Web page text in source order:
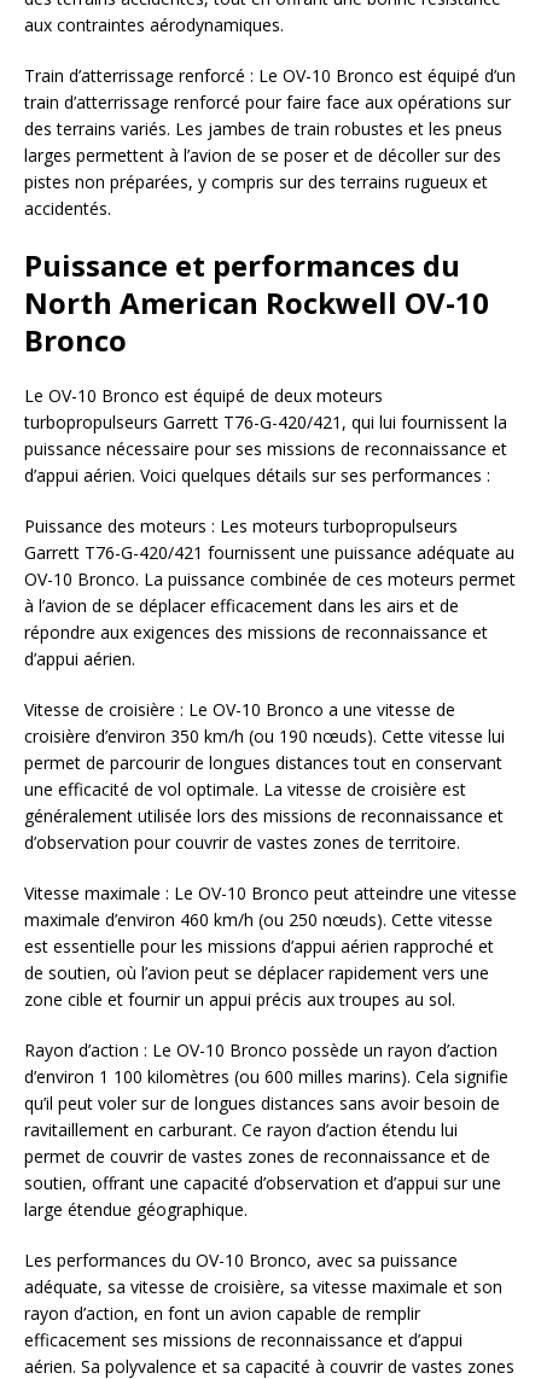
aux contraintes aérodynamiques.
Train d’atterrissage renforcé : Le OV-10 Bronco est équipé d’un
train d’atterrissage renforcé pour faire face aux opérations sur
des terrains variés. Les jambes de train robustes et les pneus
larges permettent à l’avion de se poser et de décoller sur des
pistes non préparées, y compris sur des terrains rugueux et
accidentés.
Puissance et performances du
North American Rockwell OV-10
Bronco
Le OV-10 Bronco est équipé de deux moteurs
turbopropulseurs Garrett T76-G-420/421, qui lui fournissent la
puissance nécessaire pour ses missions de reconnaissance et
d’appui aérien. Voici quelques détails sur ses performances :
Puissance des moteurs : Les moteurs turbopropulseurs
Garrett T76-G-420/421 fournissent une puissance adéquate au
OV-10 Bronco. La puissance combinée de ces moteurs permet
à l’avion de se déplacer efficacement dans les airs et de
répondre aux exigences des missions de reconnaissance et
d’appui aérien.
Vitesse de croisière : Le OV-10 Bronco a une vitesse de
croisière d’environ 350 km/h (ou 190 nœuds). Cette vitesse lui
permet de parcourir de longues distances tout en conservant
une efficacité de vol optimale. La vitesse de croisière est
généralement utilisée lors des missions de reconnaissance et
d’observation pour couvrir de vastes zones de territoire.
Vitesse maximale : Le OV-10 Bronco peut atteindre une vitesse
maximale d’environ 460 km/h (ou 250 nœuds). Cette vitesse
est essentielle pour les missions d’appui aérien rapproché et
de soutien, où l’avion peut se déplacer rapidement vers une
zone cible et fournir un appui précis aux troupes au sol.
Rayon d’action : Le OV-10 Bronco possède un rayon d’action
d’environ 1 100 kilomètres (ou 600 milles marins). Cela signifie
qu’il peut voler sur de longues distances sans avoir besoin de
ravitaillement en carburant. Ce rayon d’action étendu lui
permet de couvrir de vastes zones de reconnaissance et de
soutien, offrant une capacité d’observation et d’appui sur une
large étendue géographique.
Les performances du OV-10 Bronco, avec sa puissance
adéquate, sa vitesse de croisière, sa vitesse maximale et son
rayon d’action, en font un avion capable de remplir
efficacement ses missions de reconnaissance et d’appui
aérien. Sa polyvalence et sa capacité à couvrir de vastes zones